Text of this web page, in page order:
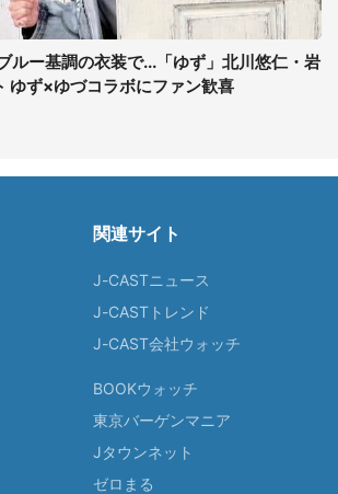
ルー基調の衣装で...「ゆず」北川悠仁・岩
ゆず×ゆづコラボにファン歓喜
関連サイト
J-CASTニュース
J-CASTトレンド
J-CAST会社ウォッチ
BOOKウォッチ
東京バーゲンマニア
Jタウンネット
ゼロまる